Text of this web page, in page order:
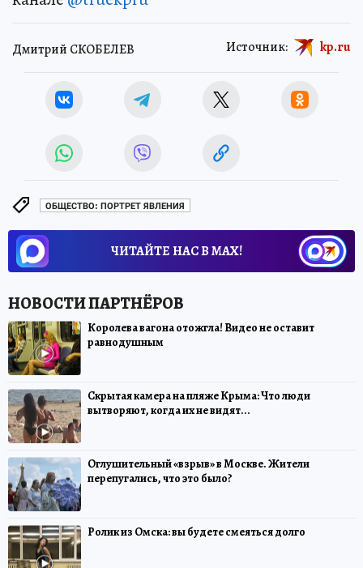
Дмитрий СКОБЕЛЕВ Источник: kp.ru
ОБЩЕСТВО: ПОРТРЕТ ЯВЛЕНИЯ
ЧИТАЙТЕ НАС В МАХ!
Королева вагона отожгла! Видео не оставит
равнодушным
Скрытая камера на пляже Крыма: Что люди
вытворяют, когда их не видят...
Оглушительный «взрыв» в Москве. Жители
перепугались, что это было?
Ролик из Омска: вы будете смеяться долго